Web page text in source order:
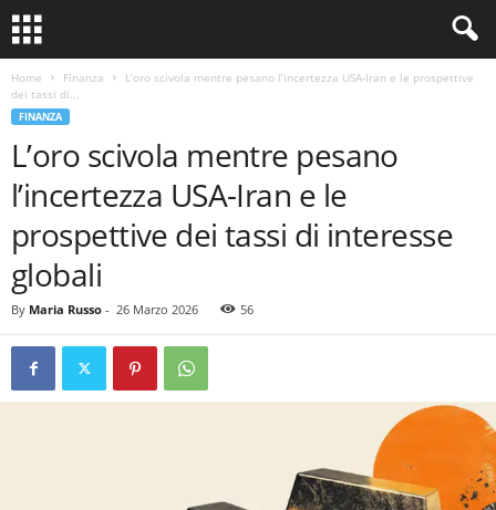
Home Finanza
L’oro scivola mentre pesano l’incertezza USA-Iran e le prospettive
dei tassi di...
FINANZA
L’oro scivola mentre pesano
l’incertezza USA-Iran e le
prospettive dei tassi di interesse
globali
By Maria Russo - 26 Marzo 2026 56